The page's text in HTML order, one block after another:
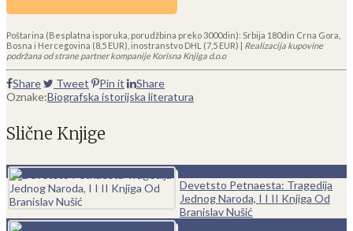
Poštarina (Besplatna isporuka, porudžbina preko 3000din): Srbija 180din Crna Gora,
Bosna i Hercegovina (8,5 EUR), inostranstvo DHL (7,5 EUR) | Realizacija kupovine
podržana od strane partner kompanije Korisna Knjiga d.o.o
Share Tweet Pin it
Share
Oznake:Biografska istorijska literatura
Slične Knjige
Devetsto Petnaesta: Tragedija
Jednog Naroda, I I II Knjiga Od
Branislav Nušić